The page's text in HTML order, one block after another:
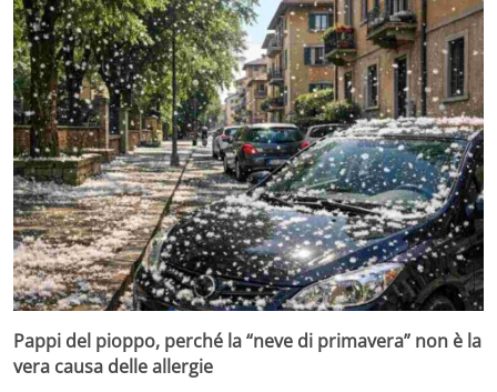
Pappi del pioppo, perché la “neve di primavera” non è la
vera causa delle allergie